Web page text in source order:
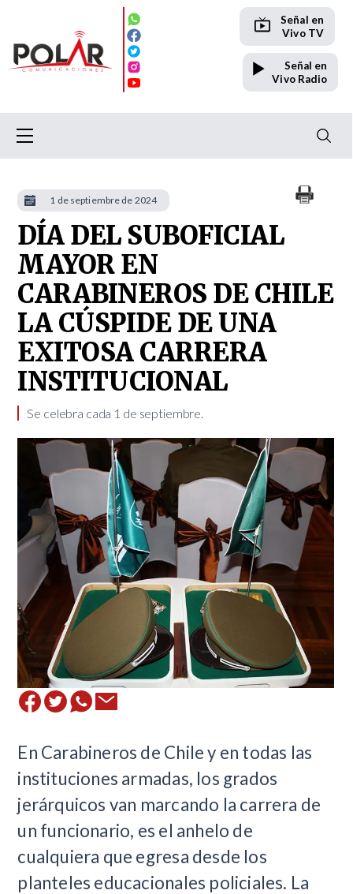
Señal en
Vivo TV
Señal en
Vivo Radio
DÍA DEL SUBOFICIAL
MAYOR EN
CARABINEROS DE CHILE
LA CÚSPIDE DE UNA
EXITOSA CARRERA
INSTITUCIONAL
Se celebra cada 1 de septiembre. ​
En Carabineros de Chile y en todas las
instituciones armadas, los grados
jerárquicos van marcando la carrera de
un funcionario, es el anhelo de
cualquiera que egresa desde los
planteles educacionales policiales. La
1 de septiembre de 2024